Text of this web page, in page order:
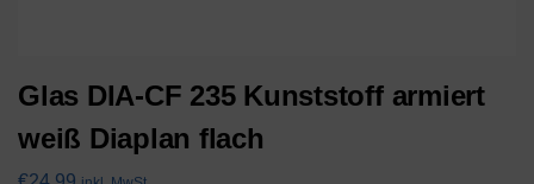
Glas DIA-CF 235 Kunststoff armiert
weiß Diaplan flach